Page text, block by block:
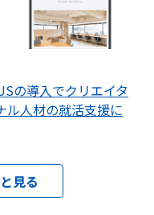
の導入でクリエイタ
ル人材の就活支援に
見る